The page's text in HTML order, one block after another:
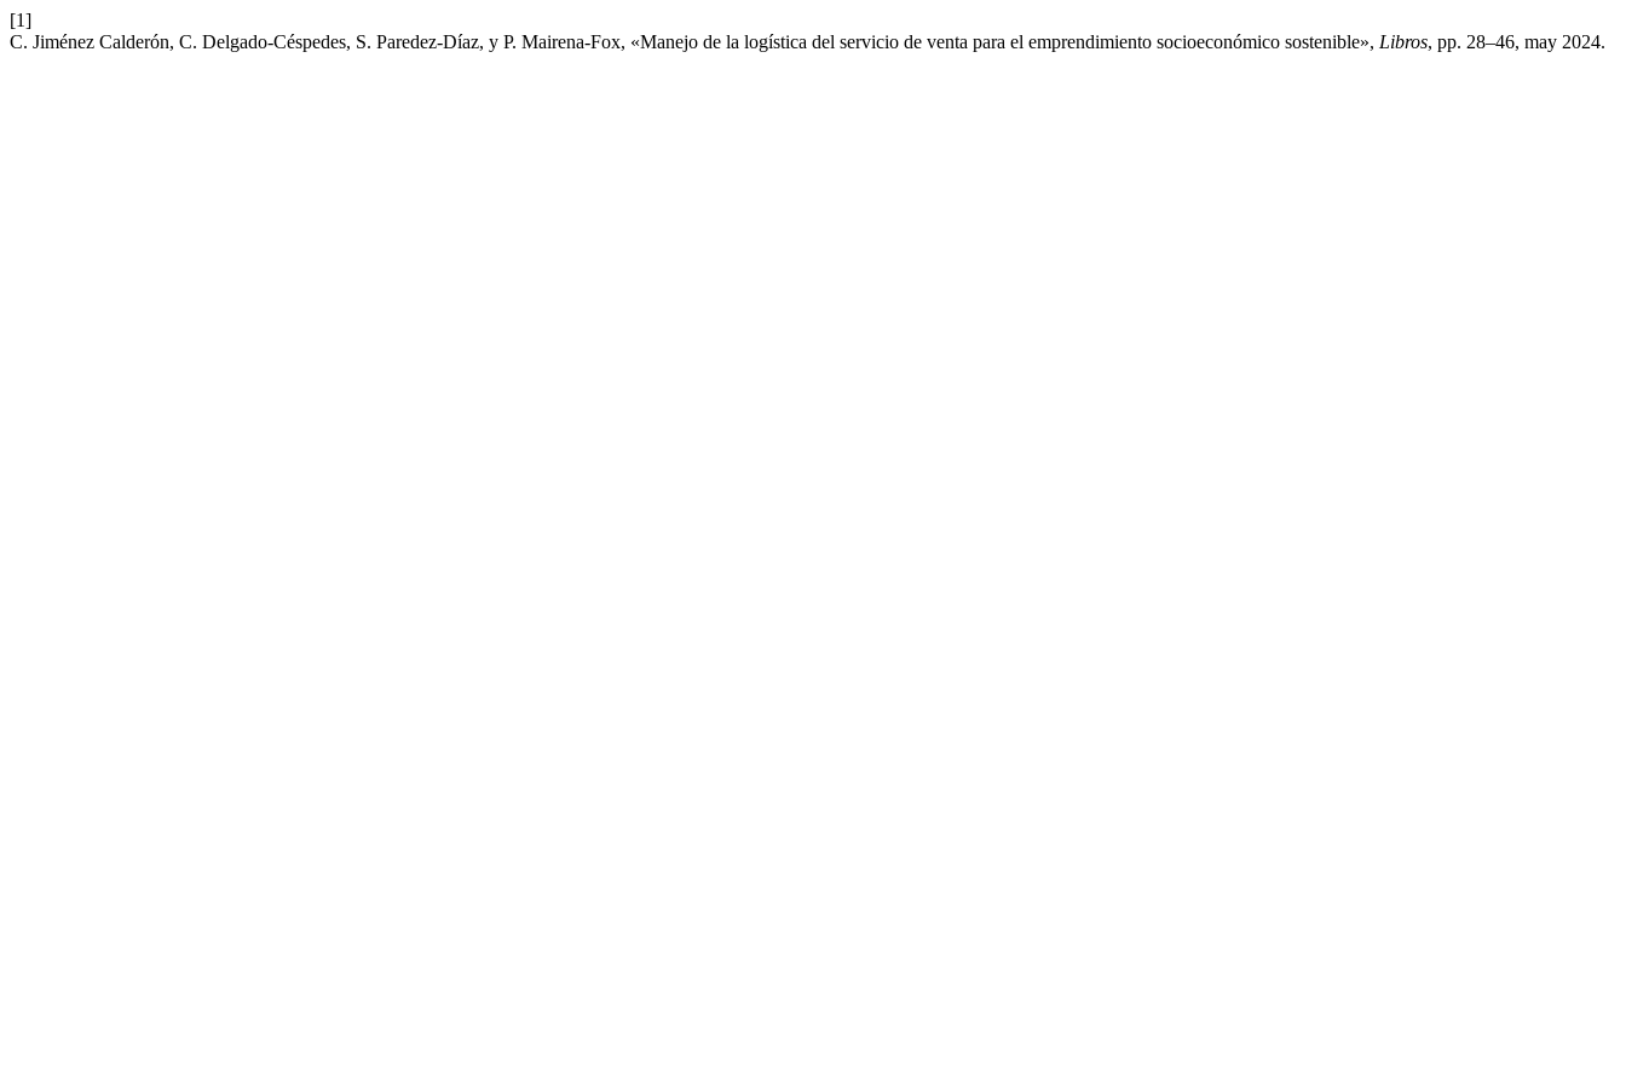
[1]
C. Jiménez Calderón, C. Delgado-Céspedes, S. Paredez-Díaz, y P. Mairena-Fox, «Manejo de la logística del servicio de venta para el emprendimiento socioeconómico sostenible», Libros, pp. 28–46, may 2024.